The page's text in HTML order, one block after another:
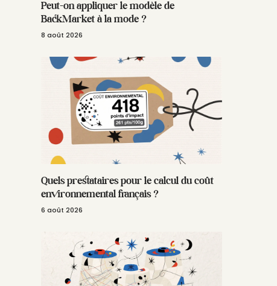
Peut-on appliquer le modèle de
BackMarket à la mode ?
8 août 2026
Quels prestataires pour le calcul du coût
environnemental français ?
6 août 2026